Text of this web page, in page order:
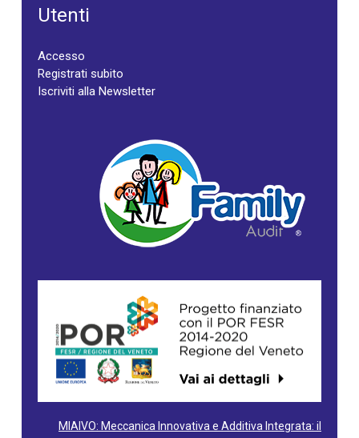
Utenti
Accesso
Registrati subito
Iscriviti alla Newsletter
MIAIVO: Meccanica Innovativa e Additiva Integrata: il